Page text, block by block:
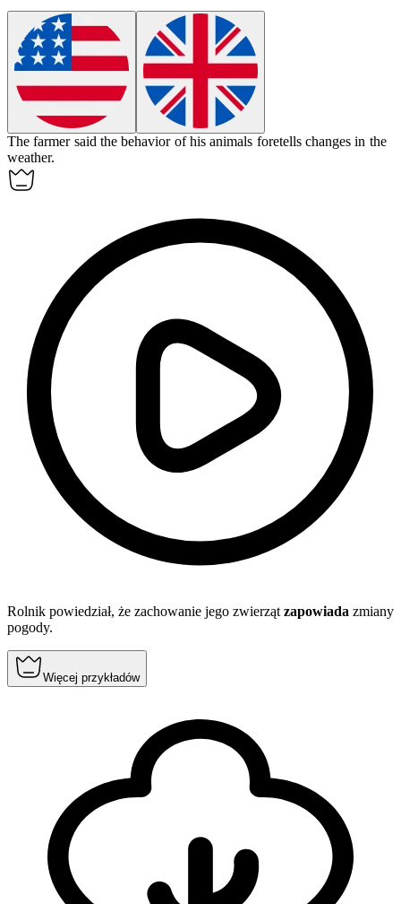
The farmer said the behavior of his animals foretells changes in the
weather.
Rolnik powiedział, że zachowanie jego zwierząt zapowiada zmiany
pogody.
Więcej przykładów